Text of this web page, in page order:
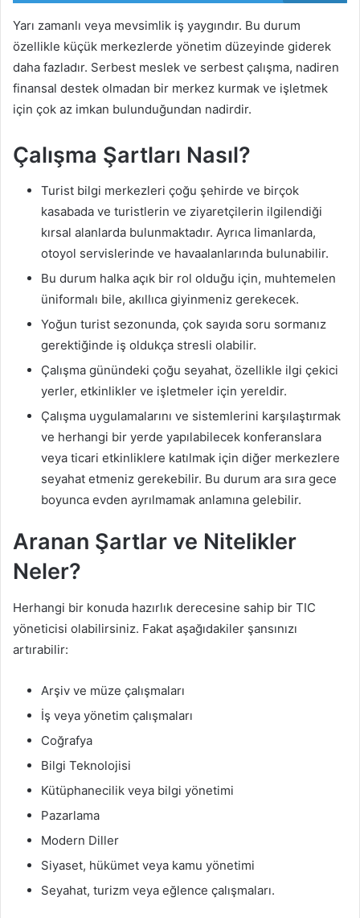
Yarı zamanlı veya mevsimlik iş yaygındır. Bu durum
özellikle küçük merkezlerde yönetim düzeyinde giderek
daha fazladır. Serbest meslek ve serbest çalışma, nadiren
finansal destek olmadan bir merkez kurmak ve işletmek
için çok az imkan bulunduğundan nadirdir.
Çalışma Şartları Nasıl?
Turist bilgi merkezleri çoğu şehirde ve birçok
kasabada ve turistlerin ve ziyaretçilerin ilgilendiği
kırsal alanlarda bulunmaktadır. Ayrıca limanlarda,
otoyol servislerinde ve havaalanlarında bulunabilir.
Bu durum halka açık bir rol olduğu için, muhtemelen
üniformalı bile, akıllıca giyinmeniz gerekecek.
Yoğun turist sezonunda, çok sayıda soru sormanız
gerektiğinde iş oldukça stresli olabilir.
Çalışma günündeki çoğu seyahat, özellikle ilgi çekici
yerler, etkinlikler ve işletmeler için yereldir.
Çalışma uygulamalarını ve sistemlerini karşılaştırmak
ve herhangi bir yerde yapılabilecek konferanslara
veya ticari etkinliklere katılmak için diğer merkezlere
seyahat etmeniz gerekebilir. Bu durum ara sıra gece
boyunca evden ayrılmamak anlamına gelebilir.
Aranan Şartlar ve Nitelikler
Neler?
Herhangi bir konuda hazırlık derecesine sahip bir TIC
yöneticisi olabilirsiniz. Fakat aşağıdakiler şansınızı
artırabilir:
Arşiv ve müze çalışmaları
İş veya yönetim çalışmaları
Coğrafya
Bilgi Teknolojisi
Kütüphanecilik veya bilgi yönetimi
Pazarlama
Modern Diller
Siyaset, hükümet veya kamu yönetimi
Seyahat, turizm veya eğlence çalışmaları.